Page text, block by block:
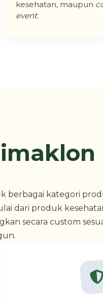
kesehatan, maupun
event.
berbagai kategori
dari produk
secara custom